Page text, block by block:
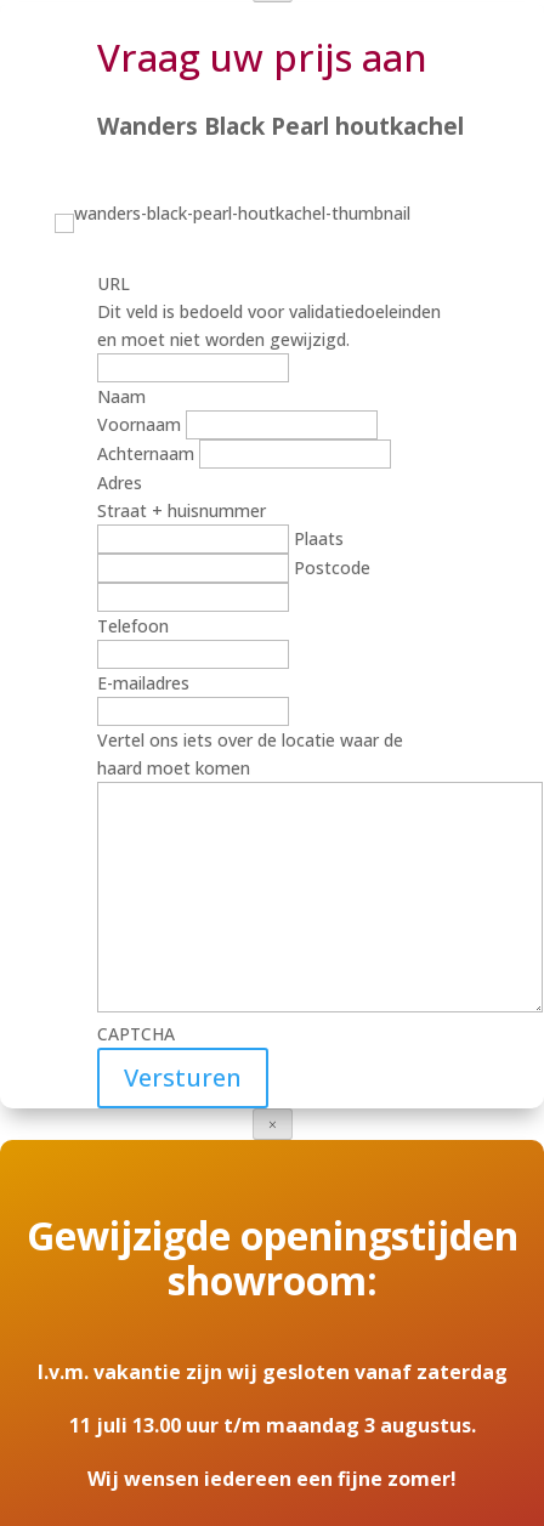
Vraag uw prijs aan
Wanders Black Pearl houtkachel
URL
Dit veld is bedoeld voor validatiedoeleinden
en moet niet worden gewijzigd.
Naam
Voornaam
Achternaam
Adres
Straat + huisnummer
Plaats
Postcode
Telefoon
E-mailadres
Vertel ons iets over de locatie waar de
haard moet komen
CAPTCHA
Versturen
×
Gewijzigde openingstijden
showroom:
I.v.m. vakantie zijn wij gesloten vanaf zaterdag
11 juli 13.00 uur t/m maandag 3 augustus.
Wij wensen iedereen een fijne zomer!